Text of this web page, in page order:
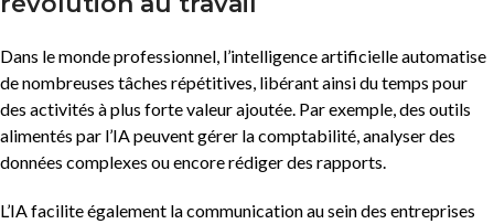
Dans le monde professionnel, l’intelligence artificielle automatise
de nombreuses tâches répétitives, libérant ainsi du temps pour
des activités à plus forte valeur ajoutée. Par exemple, des outils
alimentés par l’IA peuvent gérer la comptabilité, analyser des
données complexes ou encore rédiger des rapports.
L’IA facilite également la communication au sein des entreprises